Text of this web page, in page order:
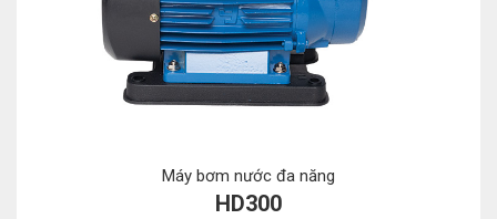
Máy bơm nước đa năng
HD300